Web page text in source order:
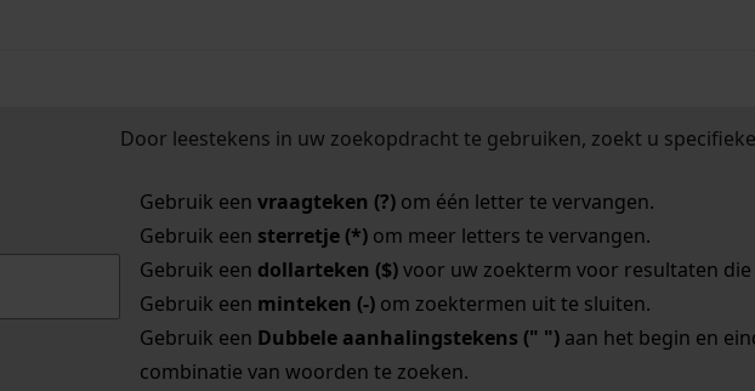
Door leestekens in uw zoekopdracht te gebruiken, zoekt u
Gebruik een vraagteken (?)om één letter te vervangen.
Gebruik een sterretje (*)om meer letters te vervangen.
Gebruik een dollarteken ($)voor uw zoekterm voor resultaten die
Gebruik een minteken (-)om zoektermen uit te sluiten.
Gebruik een Dubbele aanhalingstekens (" ")aan het begin en
combinatie van woorden te zoeken.